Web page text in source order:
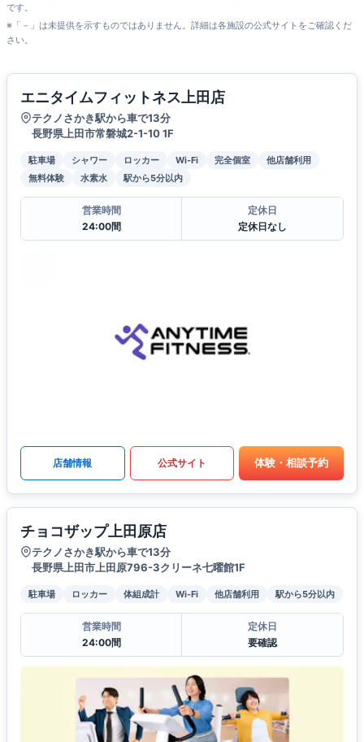
です。
※「－」は未提供を示すものではありません。詳細は各施設の公式サイトをご確認くだ
さい。
エニタイムフィットネス上田店
テクノさかき駅から車で13分
長野県上田市常磐城2-1-10 1F
駐車場 シャワー ロッカー Wi-Fi 完全個室
他店舗利用
無料体験
水素水 駅から5分以内
営業時間
24:00間
定休日
定休日なし
店舗情報 公式サイト 体験・相談予約
チョコザップ上田原店
テクノさかき駅から車で13分
長野県上田市上田原796-3クリーネ七曜館1F
駐車場 ロッカー 体組成計 Wi-Fi 他店舗利用 駅から5分以内
営業時間
24:00間
定休日
要確認